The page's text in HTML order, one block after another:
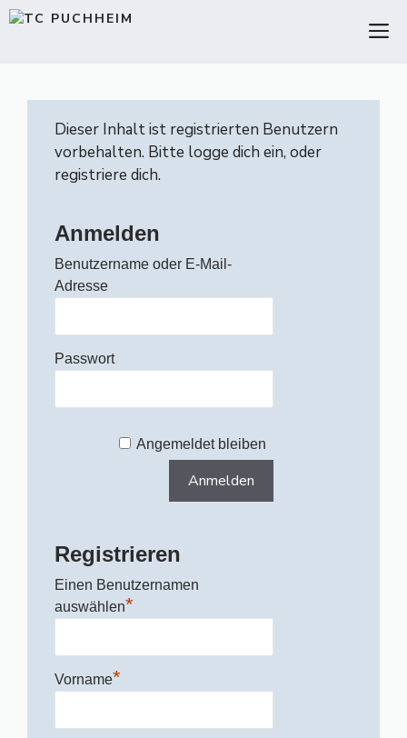
Zum
Dieser Inhalt ist registrierten Benutzern
vorbehalten. Bitte logge dich ein, oder
registriere dich.
Anmelden
Benutzername oder E-Mail-
Adresse
Passwort
Angemeldet bleiben
Registrieren
Einen Benutzernamen
auswählen*
Vorname*